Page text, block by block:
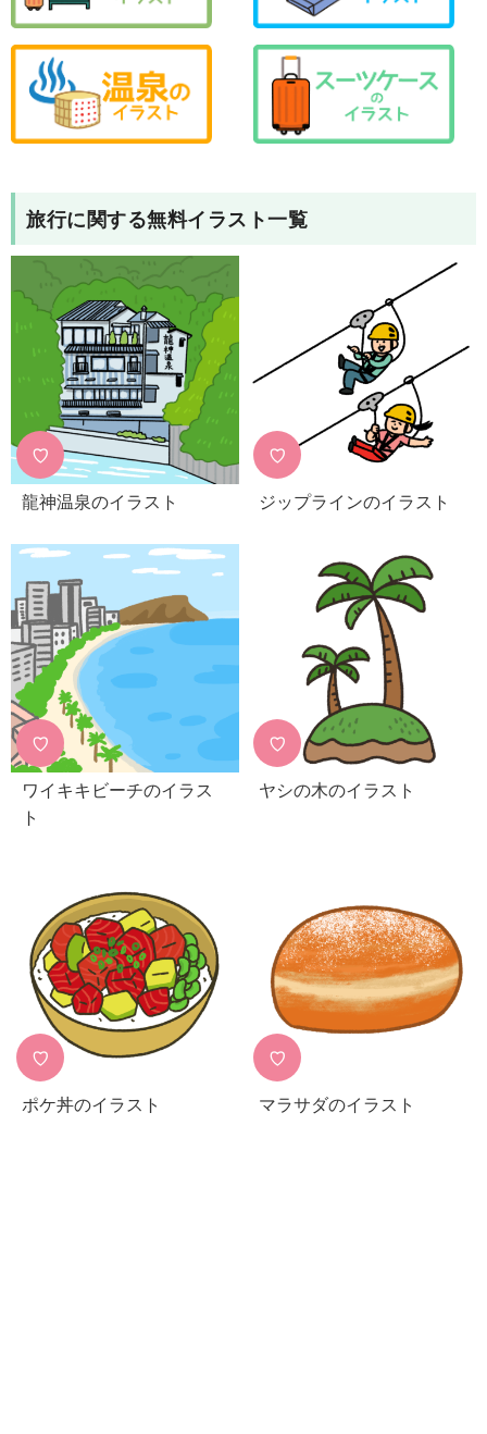
旅行に関する無料イラスト一覧
♡
龍神温泉のイラスト
♡
ジップラインのイラスト
♡
ワイキキビーチのイラス
ト
♡
ヤシの木のイラスト
♡
ポケ丼のイラスト
♡
マラサダのイラスト